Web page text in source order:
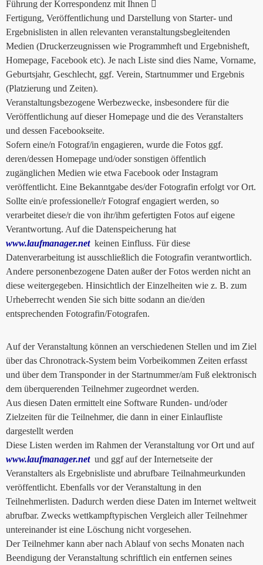
Führung der Korrespondenz mit Ihnen 
Fertigung, Veröffentlichung und Darstellung von Starter- und
Ergebnislisten in allen relevanten veranstaltungsbegleitenden
Medien (Druckerzeugnissen wie Programmheft und Ergebnisheft,
Homepage, Facebook etc). Je nach Liste sind dies Name, Vorname,
Geburtsjahr, Geschlecht, ggf. Verein, Startnummer und Ergebnis
(Platzierung und Zeiten).
Veranstaltungsbezogene Werbezwecke, insbesondere für die
Veröffentlichung auf dieser Homepage und die des Veranstalters
und dessen Facebookseite.
Sofern eine/n Fotograf/in engagieren, wurde die Fotos ggf.
deren/dessen Homepage und/oder sonstigen öffentlich
zugänglichen Medien wie etwa Facebook oder Instagram
veröffentlicht. Eine Bekanntgabe des/der Fotografin erfolgt vor Ort.
Sollte ein/e professionelle/r Fotograf engagiert werden, so
verarbeitet diese/r die von ihr/ihm gefertigten Fotos auf eigene
Verantwortung. Auf die Datenspeicherung hat
www.laufmanager.netkeinen Einfluss. Für diese
Datenverarbeitung ist ausschließlich die Fotografin verantwortlich.
Andere personenbezogene Daten außer der Fotos werden nicht an
diese weitergegeben. Hinsichtlich der Einzelheiten wie z. B. zum
Urheberrecht wenden Sie sich bitte sodann an die/den
entsprechenden Fotografin/Fotografen.
Auf der Veranstaltung können an verschiedenen Stellen und im Ziel
über das Chronotrack-System beim Vorbeikommen Zeiten erfasst
und über dem Transponder in der Startnummer/am Fuß elektronisch
dem überquerenden Teilnehmer zugeordnet werden.
Aus diesen Daten ermittelt eine Software Runden- und/oder
Zielzeiten für die Teilnehmer, die dann in einer Einlaufliste
dargestellt werden
Diese Listen werden im Rahmen der Veranstaltung vor Ort und auf
www.laufmanager.netund ggf auf der Internetseite der
Veranstalters als Ergebnisliste und abrufbare Teilnahmeurkunden
veröffentlicht. Ebenfalls vor der Veranstaltung in den
Teilnehmerlisten. Dadurch werden diese Daten im Internet weltweit
abrufbar. Zwecks wettkampftypischen Vergleich aller Teilnehmer
untereinander ist eine Löschung nicht vorgesehen.
Der Teilnehmer kann aber nach Ablauf von sechs Monaten nach
Beendigung der Veranstaltung schriftlich ein entfernen seines